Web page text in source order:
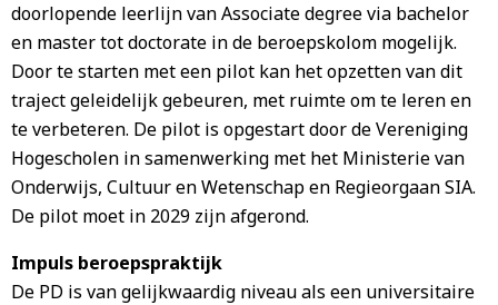
doorlopende leerlijn van Associate degree via bachelor
en master tot doctorate in de beroepskolom mogelijk.
Door te starten met een pilot kan het opzetten van dit
traject geleidelijk gebeuren, met ruimte om te leren en
te verbeteren. De pilot is opgestart door de Vereniging
Hogescholen in samenwerking met het Ministerie van
Onderwijs, Cultuur en Wetenschap en Regieorgaan SIA.
De pilot moet in 2029 zijn afgerond.
Impuls beroepspraktijk
De PD is van gelijkwaardig niveau als een universitaire